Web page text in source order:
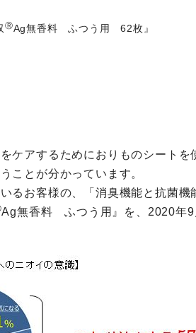
ⓇAg無香料 ふつう用 62枚』
ケアするためにおりものシート
ことが分かっています。
るお客様の、「消臭機能と抗菌
Ag無香料 ふつう用』を、2020年9